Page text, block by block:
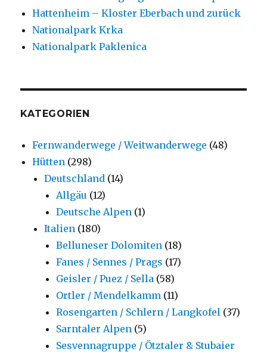
Hattenheim – Kloster Eberbach und zurück
Nationalpark Krka
Nationalpark Paklenica
KATEGORIEN
Fernwanderwege / Weitwanderwege (48)
Hütten (298)
Deutschland (14)
Allgäu (12)
Deutsche Alpen (1)
Italien (180)
Belluneser Dolomiten (18)
Fanes / Sennes / Prags (17)
Geisler / Puez / Sella (58)
Ortler / Mendelkamm (11)
Rosengarten / Schlern / Langkofel (37)
Sarntaler Alpen (5)
Sesvennagruppe / Ötztaler & Stubaier